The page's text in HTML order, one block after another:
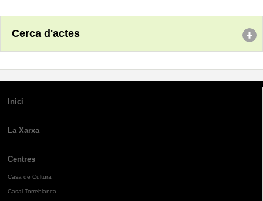
Cerca d'actes
Inici
La Xarxa
Centres
Casa de Cultura
Casal Torreblanca